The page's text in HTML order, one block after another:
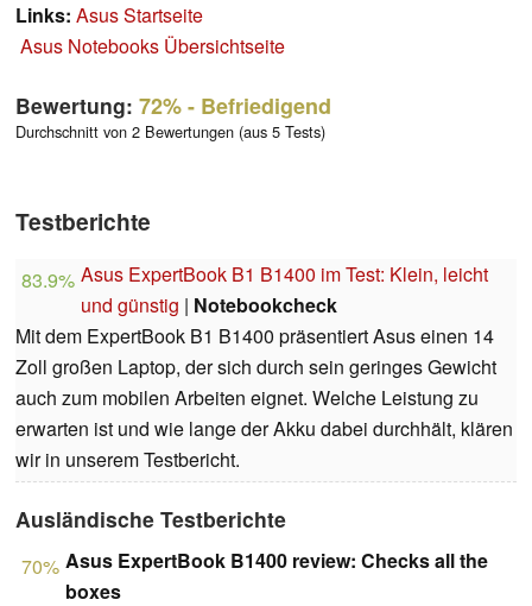
Links: Asus Startseite
Asus Notebooks Übersichtseite
Bewertung: 72%- Befriedigend
Durchschnitt von 2 Bewertungen (aus 5 Tests)
Testberichte
83.9% Asus ExpertBook B1 B1400 im Test: Klein, leicht
und günstig | Notebookcheck
Mit dem ExpertBook B1 B1400 präsentiert Asus einen 14
Zoll großen Laptop, der sich durch sein geringes Gewicht
auch zum mobilen Arbeiten eignet. Welche Leistung zu
erwarten ist und wie lange der Akku dabei durchhält, klären
wir in unserem Testbericht.
Ausländische Testberichte
70% Asus ExpertBook B1400 review: Checks all the
boxes